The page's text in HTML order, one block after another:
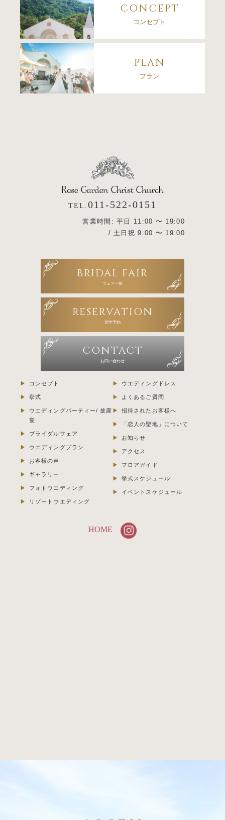
CONCEPT
コンセプト
PLAN
プラン
TEL. 011-522-0151
営業時間: 平日 11:00 〜 19:00
/ 土日祝 9:00 〜 19:00
BRIDAL FAIR
フェア一覧
RESERVATION
見学予約
CONTACT
お問い合わせ
コンセプト
挙式
ウエディングパーティー/ 披露
宴
ブライダルフェア
ウエディングプラン
お客様の声
ギャラリー
フォトウエディング
リゾートウエディング
ウエディングドレス
よくあるご質問
招待されたお客様へ
「恋人の聖地」について
お知らせ
アクセス
フロアガイド
挙式スケジュール
イベントスケジュール
HOME